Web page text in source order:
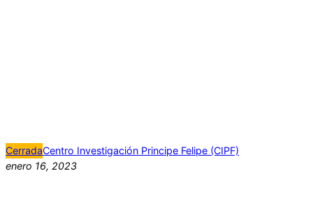
CerradaCentro Investigación Principe Felipe (CIPF)
enero 16, 2023